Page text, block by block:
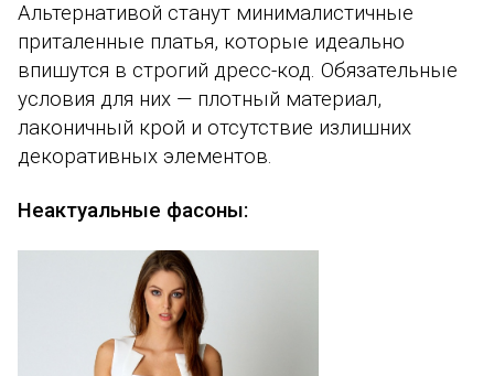
Альтернативой станут минималистичные
приталенные платья, которые идеально
впишутся в строгий дресс-код. Обязательные
условия для них — плотный материал,
лаконичный крой и отсутствие излишних
декоративных элементов.
Неактуальные фасоны: